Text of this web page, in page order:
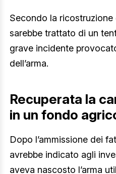
Secondo la ricostruzione
sarebbe trattato di un
grave incidente
dell’arma.
Recuperata la
in un fondo
Dopo l’ammissione dei
avrebbe indicato agli
aveva nascosto l’arma